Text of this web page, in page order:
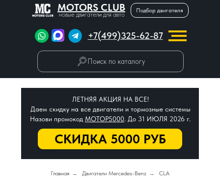
MOTORS CLUB
новые двигатели для авто
Подбор двигателя
+7(499)325-62-87
Поиск по каталогу
СКИДКА 5000 РУБ
ЛЕТНЯЯ АКЦИЯ НА ВСЕ!
Даем скидку на все двигатели и тормозные системы
Назови промокод МОТОР5000. До 31 ИЮЛЯ 2026 г.
Главная → Двигатели Mercedes-Benz → CLA